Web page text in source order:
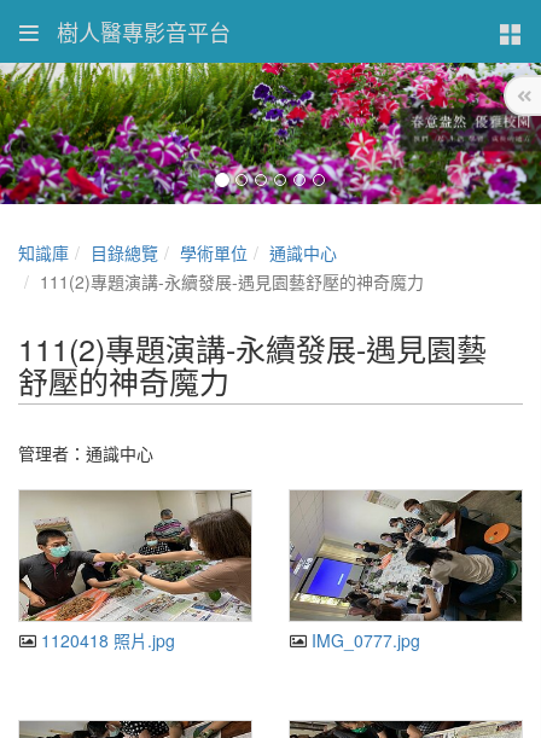
樹人醫專影音平台
知識庫 目錄總覽 學術單位
通識中心
111(2)專題演講-永續發展-遇見園藝舒壓的神奇魔力
111(2)專題演講-永續發展-遇見園藝
舒壓的神奇魔力
管理者：通識中心
1120418 照片.jpg IMG_0777.jpg